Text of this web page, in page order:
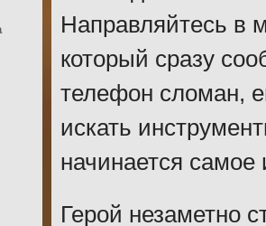
Направляйтесь в
который сразу
телефон сломан,
искать
начинается самое
Герой незаметно